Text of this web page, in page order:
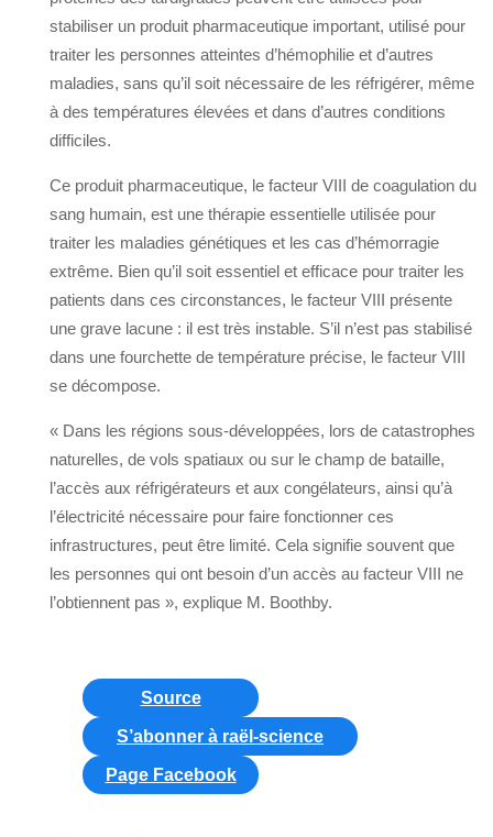
stabiliser un produit pharmaceutique important, utilisé pour
traiter les personnes atteintes d’hémophilie et d’autres
maladies, sans qu’il soit nécessaire de les réfrigérer, même
à des températures élevées et dans d’autres conditions
difficiles.
Ce produit pharmaceutique, le facteur VIII de coagulation du
sang humain, est une thérapie essentielle utilisée pour
traiter les maladies génétiques et les cas d’hémorragie
extrême. Bien qu’il soit essentiel et efficace pour traiter les
patients dans ces circonstances, le facteur VIII présente
une grave lacune : il est très instable. S’il n’est pas stabilisé
dans une fourchette de température précise, le facteur VIII
se décompose.
« Dans les régions sous-développées, lors de catastrophes
naturelles, de vols spatiaux ou sur le champ de bataille,
l’accès aux réfrigérateurs et aux congélateurs, ainsi qu’à
l’électricité nécessaire pour faire fonctionner ces
infrastructures, peut être limité. Cela signifie souvent que
les personnes qui ont besoin d’un accès au facteur VIII ne
l’obtiennent pas », explique M. Boothby.
Source
S’abonner à raël-science
Page Facebook